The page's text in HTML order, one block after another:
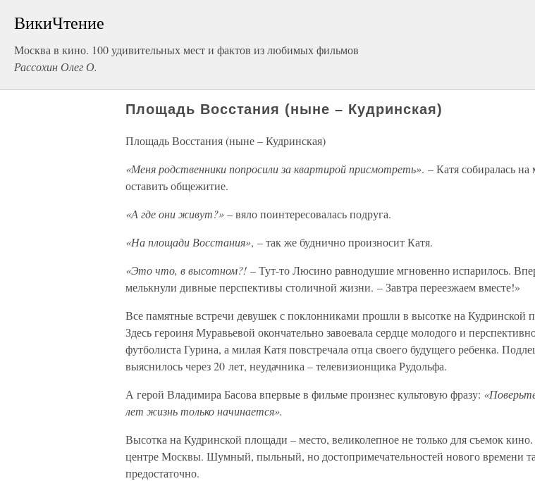
ВикиЧтение
Москва в кино. 100 удивительных мест и фактов из любимых фильмов
Рассохин Олег О.
Площадь Восстания (ныне – Кудринская)
Площадь Восстания (ныне – Кудринская)
«Меня родственники попросили за квартирой присмотреть». – Катя собиралась на
оставить общежитие.
«А где они живут?»– вяло поинтересовалась подруга.
«На площади Восстания», – так же буднично произносит Катя.
«Это что, в высотном?! – Тут-то Люсино равнодушие мгновенно испарилось.
мелькнули дивные перспективы столичной жизни. – Завтра переезжаем вместе!»
Все памятные встречи девушек с поклонниками прошли в высотке на Кудринской
Здесь героиня Муравьевой окончательно завоевала сердце молодого и
футболиста Гурина, а милая Катя повстречала отца своего будущего ребенка.
выяснилось через 20 лет, неудачника – телевизионщика Рудольфа.
А герой Владимира Басова впервые в фильме произнес культовую фразу:
лет жизнь только начинается».
Высотка на Кудринской площади – место, великолепное не только для съемок
центре Москвы. Шумный, пыльный, но достопримечательностей нового времени
предостаточно.